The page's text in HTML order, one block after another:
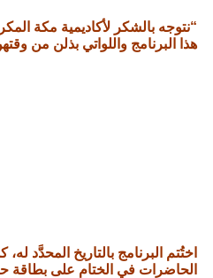
“نتوجه بالشكر لأكاديمية مكة
هذا البرنامج واللواتي بذلن من
اختُتم البرنامج بالتاريخ المحدَّد
الحاضرات في الختام على بطاقة